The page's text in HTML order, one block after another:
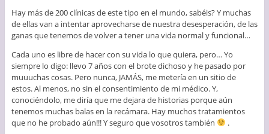
Hay más de 200 clínicas de este tipo en el mundo, sabéis? Y muchas
de ellas van a intentar aprovecharse de nuestra desesperación, de las
ganas que tenemos de volver a tener una vida normal y funcional…
Cada uno es libre de hacer con su vida lo que quiera, pero… Yo
siempre lo digo: llevo 7 años con el brote dichoso y he pasado por
muuuchas cosas. Pero nunca, JAMÁS, me metería en un sitio de
estos. Al menos, no sin el consentimiento de mi médico. Y,
conociéndolo, me diría que me dejara de historias porque aún
tenemos muchas balas en la recámara. Hay muchos tratamientos
que no he probado aún!!! Y seguro que vosotros también
.